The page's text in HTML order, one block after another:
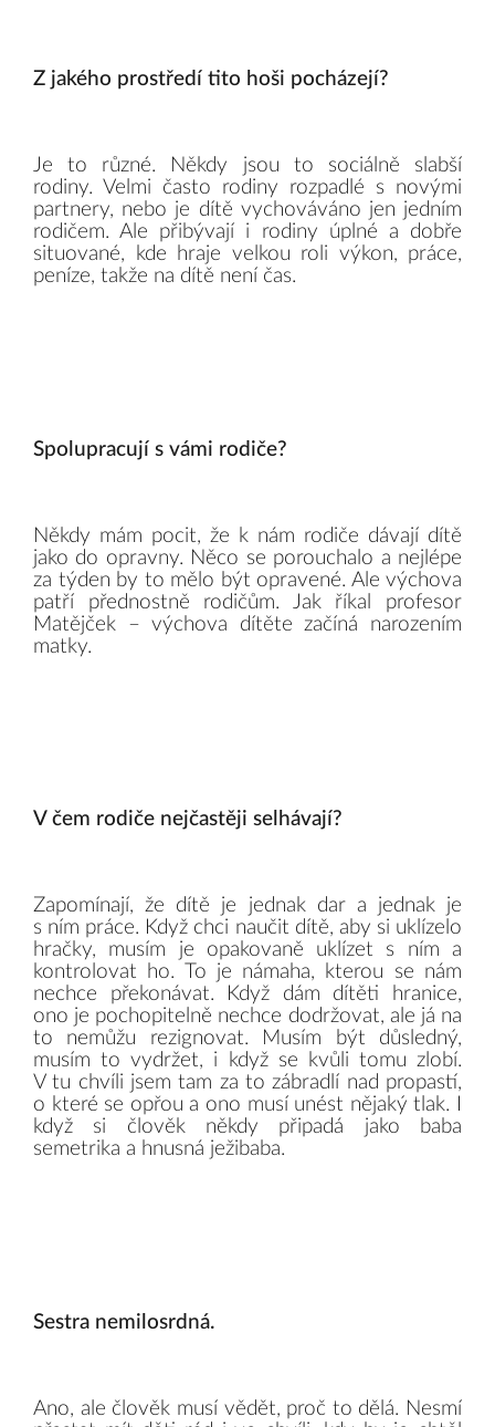
Z jakého prostředí tito hoši pocházejí?
Je to různé. Někdy jsou to sociálně slabší
rodiny. Velmi často rodiny rozpadlé s novými
partnery, nebo je dítě vychováváno jen jedním
rodičem. Ale přibývají i rodiny úplné a dobře
situované, kde hraje velkou roli výkon, práce,
peníze, takže na dítě není čas.
Spolupracují s vámi rodiče?
Někdy mám pocit, že k nám rodiče dávají dítě
jako do opravny. Něco se porouchalo a nejlépe
za týden by to mělo být opravené. Ale výchova
patří přednostně rodičům. Jak říkal profesor
Matějček – výchova dítěte začíná narozením
matky.
V čem rodiče nejčastěji selhávají?
Zapomínají, že dítě je jednak dar a jednak je
s ním práce. Když chci naučit dítě, aby si uklízelo
hračky, musím je opakovaně uklízet s ním a
kontrolovat ho. To je námaha, kterou se nám
nechce překonávat. Když dám dítěti hranice,
ono je pochopitelně nechce dodržovat, ale já na
to nemůžu rezignovat. Musím být důsledný,
musím to vydržet, i když se kvůli tomu zlobí.
V tu chvíli jsem tam za to zábradlí nad propastí,
o které se opřou a ono musí unést nějaký tlak. I
když si člověk někdy připadá jako baba
semetrika a hnusná ježibaba.
Sestra nemilosrdná.
Ano, ale člověk musí vědět, proč to dělá. Nesmí